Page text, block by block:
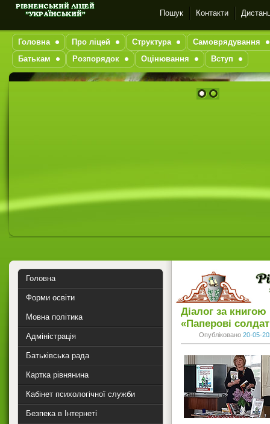
Пошук Контакти
Головна Про ліцей Структура
Самоврядування
Батькам
Розпорядок Оцінювання Вступ
Діалог за
«Паперові
Опубліковано 20-05-
Головна
Форми освіти
Мовна політика
Адміністрація
Батьківська рада
Картка рівнянина
Кабінет психологічної служби
Безпека в Інтернеті